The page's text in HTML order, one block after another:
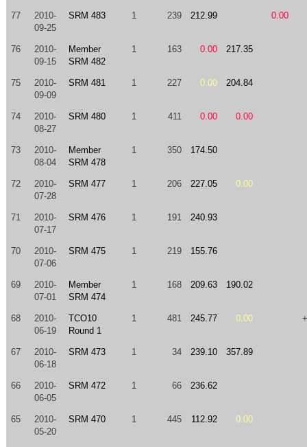
77
2010-
09-25
SRM 483 1 239 212.99 0.00
76
2010-
09-15
Member
SRM 482
1 163 0.00 217.35
75
2010-
09-09
SRM 481 1 227 0.00 204.84
74
2010-
08-27
SRM 480 1 411 0.00 0.00
73
2010-
08-04
Member
SRM 478
1 350 174.50
72
2010-
07-28
SRM 477 1 206 227.05 0.00
71
2010-
07-17
SRM 476 1 191 240.93
70
2010-
07-06
SRM 475 1 219 155.76
69
2010-
07-01
Member
SRM 474
1 168 209.63 190.02
68
2010-
06-19
TCO10
Round 1
1 481 245.77 0.00
67
2010-
06-18
SRM 473 1 34 239.10 357.89
66
2010-
06-05
SRM 472 1 66 236.62
65
2010-
05-20
SRM 470 1 445 112.92 0.00